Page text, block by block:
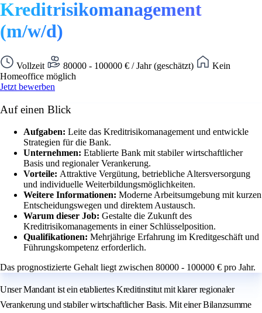
Kreditrisikomanagement
(m/w/d)
Vollzeit 80000 - 100000 € / Jahr (geschätzt)
Kein
Homeoffice möglich
Jetzt bewerben
Auf einen Blick
Aufgaben: Leite das Kreditrisikomanagement und entwickle
Strategien für die Bank.
Unternehmen: Etablierte Bank mit stabiler wirtschaftlicher
Basis und regionaler Verankerung.
Vorteile: Attraktive Vergütung, betriebliche Altersversorgung
und individuelle Weiterbildungsmöglichkeiten.
Weitere Informationen: Moderne Arbeitsumgebung mit kurzen
Entscheidungswegen und direktem Austausch.
Warum dieser Job: Gestalte die Zukunft des
Kreditrisikomanagements in einer Schlüsselposition.
Qualifikationen: Mehrjährige Erfahrung im Kreditgeschäft und
Führungskompetenz erforderlich.
Das prognostizierte Gehalt liegt zwischen 80000 - 100000 € pro Jahr.
Unser Mandant ist ein etabliertes Kreditinstitut mit klarer regionaler
Verankerung und stabiler wirtschaftlicher Basis. Mit einer Bilanzsumme